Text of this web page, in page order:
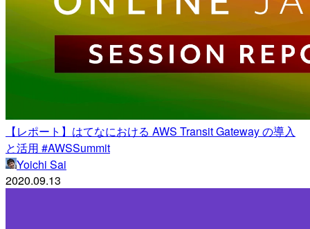
【レポート】はてなにおける AWS Transit Gateway の導入
と活用 #AWSSummit
Yoichi Sai
2020.09.13